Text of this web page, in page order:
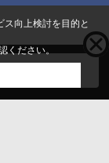
向上検討を目的と
ください。